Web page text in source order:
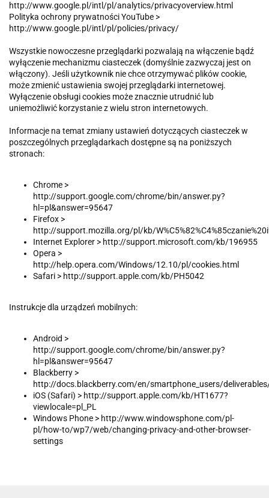
http://www.google.pl/intl/pl/analytics/privacyoverview.html
Polityka ochrony prywatności YouTube >
http://www.google.pl/intl/pl/policies/privacy/
Wszystkie nowoczesne przeglądarki pozwalają na włączenie bądź
wyłączenie mechanizmu ciasteczek (domyślnie zazwyczaj jest on
włączony). Jeśli użytkownik nie chce otrzymywać plików cookie,
może zmienić ustawienia swojej przeglądarki internetowej.
Wyłączenie obsługi cookies może znacznie utrudnić lub
uniemożliwić korzystanie z wielu stron internetowych.
Informacje na temat zmiany ustawień dotyczących ciasteczek w
poszczególnych przeglądarkach dostępne są na poniższych
stronach:
Chrome >
http://support.google.com/chrome/bin/answer.py?
hl=pl&answer=95647
Firefox >
http://support.mozilla.org/pl/kb/
Internet Explorer > http://support.microsoft.com/kb/196955
Opera >
http://help.opera.com/Windows/12.10/pl/cookies.html
Safari > http://support.apple.com/kb/PH5042
Instrukcje dla urządzeń mobilnych:
Android >
http://support.google.com/chrome/bin/answer.py?
hl=pl&answer=95647
Blackberry >
http://docs.blackberry.com/en/smartphone_users/
iOS (Safari) > http://support.apple.com/kb/HT1677?
viewlocale=pl_PL
Windows Phone > http://www.windowsphone.com/pl-
pl/how-to/wp7/web/changing-privacy-and-other-browser-
settings